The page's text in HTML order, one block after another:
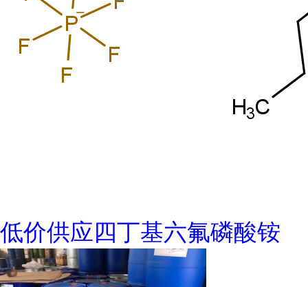
低价供应四丁基六氟磷酸铵